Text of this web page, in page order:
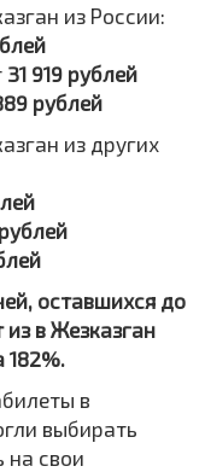
из России:
31 919 рублей
рублей
из других
оставшихся до
в Жезказган
в
выбирать
на свои